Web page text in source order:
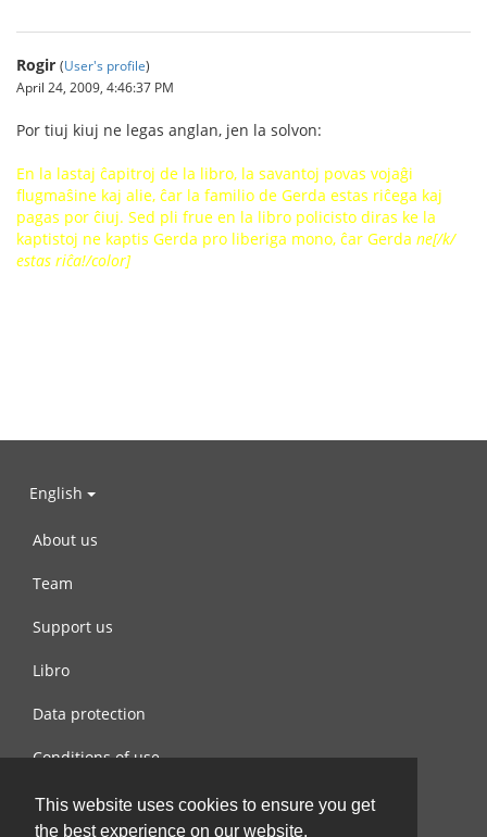
This website uses cookies to ensure you get
the best experience on our website.
Rogir (User's profile)
April 24, 2009, 4:46:37 PM
Por tiuj kiuj ne legas anglan, jen la solvon:
En la lastaj ĉapitroj de la libro, la savantoj povas vojaĝi
flugmaŝine kaj alie, ĉar la familio de Gerda estas riĉega kaj
pagas por ĉiuj. Sed pli frue en la libro policisto diras ke la
kaptistoj ne kaptis Gerda pro liberiga mono, ĉar Gerda ne[/k/
estas riĉa!/color]
English
About us
Team
Support us
Libro
Data protection
Conditions of use
Contact us